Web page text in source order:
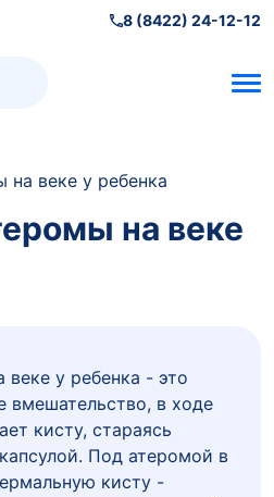
8 (8422) 24-12-12
на веке у ребенка
на веке
у ребенка - это
вмешательство, в ходе
кисту, стараясь
Под атеромой в
кисту -